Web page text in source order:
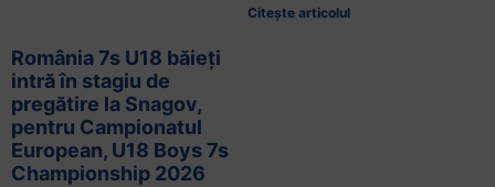
Citește articolul
România 7s U18 băieți
intră în stagiu de
pregătire la Snagov,
pentru Campionatul
European, U18 Boys 7s
Championship 2026